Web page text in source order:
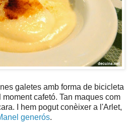
galetes amb forma de bicicleta
cafetó. Tan maques com
I hem pogut conèixer a l'Arlet,
generós.